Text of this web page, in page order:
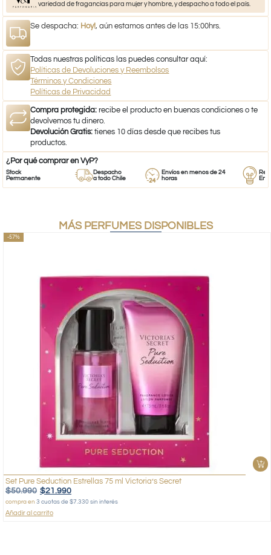
variedad de fragancias para mujer y hombre, y despacho a todo el país.
Se despacha: Hoy!, aún estamos antes de las 15:00hrs.
Todas nuestras políticas las puedes consultar aquí:
Políticas de Devoluciones y Reembolsos
Términos y Condiciones
Políticas de Privacidad
Compra protegida: recibe el producto en buenas condiciones o te
devolvemos tu dinero.
Devolución Gratis: tienes 10 días desde que recibes tus
productos.
¿Por qué comprar en VyP?
Despacho
a todo Chile
Envíos en menos de 24
horas
MÁS PERFUMES DISPONIBLES
-57%
Set Pure Seduction Estrellas 75 ml Victoria’s Secret
$50.990 $21.990
compra en 3 cuotas de $7.330 sin interés
Añadir al carrito